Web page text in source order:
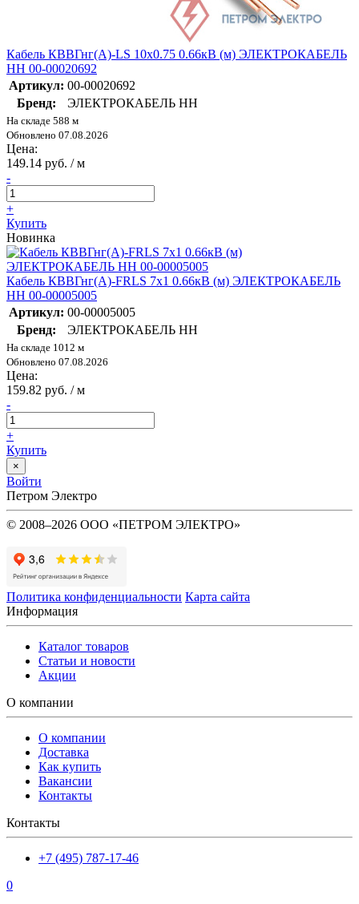
Кабель КВВГнг(А)-LS 10х0.75 0.66кВ (м) ЭЛЕКТРОКАБЕЛЬ
НН 00-00020692
Артикул: 00-00020692
Бренд:
ЭЛЕКТРОКАБЕЛЬ НН
На складе 588 м
Обновлено 07.08.2026
Цена:
149.14 руб. / м
-
+
Купить
Новинка
Кабель КВВГнг(А)-FRLS 7х1 0.66кВ (м) ЭЛЕКТРОКАБЕЛЬ
НН 00-00005005
Артикул: 00-00005005
Бренд:
ЭЛЕКТРОКАБЕЛЬ НН
На складе 1012 м
Обновлено 07.08.2026
Цена:
159.82 руб. / м
-
+
Купить
×
Войти
Петром Электро
© 2008–2026 ООО «ПЕТРОМ ЭЛЕКТРО»
Политика конфиденциальности Карта сайта
Информация
Каталог товаров
Статьи и новости
Акции
О компании
О компании
Доставка
Как купить
Вакансии
Контакты
Контакты
+7 (495) 787-17-46
0